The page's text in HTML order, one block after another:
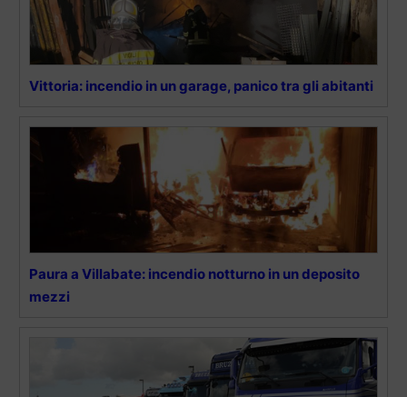
Vittoria: incendio in un garage, panico tra gli abitanti
Paura a Villabate: incendio notturno in un deposito
mezzi